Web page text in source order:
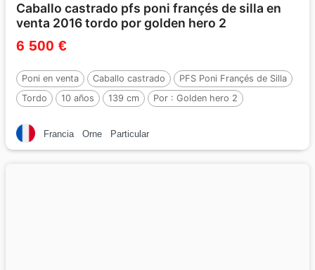
Caballo castrado pfs poni françés de silla en
venta 2016 tordo por golden hero 2
6 500 €
Poni en venta Caballo castrado
PFS Poni Françés de Silla
Tordo
10 años 139 cm Por : Golden hero 2
Francia Orne Particular